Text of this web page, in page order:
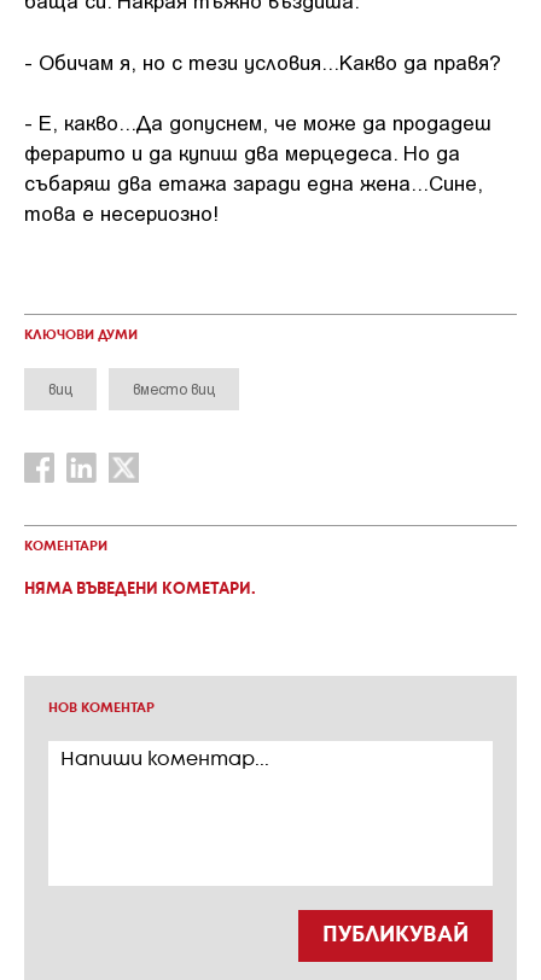
- Обичам я, но с тези условия...Какво да правя?
- Е, какво...Да допуснем, че може да продадеш
ферарито и да купиш два мерцедеса. Но да
събаряш два етажа заради една жена...Сине,
това е несериозно!
КЛЮЧОВИ ДУМИ
виц вместо виц
КОМЕНТАРИ
НЯМА ВЪВЕДЕНИ КОМЕТАРИ.
НОВ КОМЕНТАР
ПУБЛИКУВАЙ